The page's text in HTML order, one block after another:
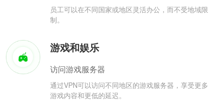
员工可以在不同国家或地区灵活办公，而不受地域限
制。
游戏和娱乐
访问游戏服务器
通过VPN可以访问不同地区的游戏服务器，享受更多
游戏内容和更低的延迟。